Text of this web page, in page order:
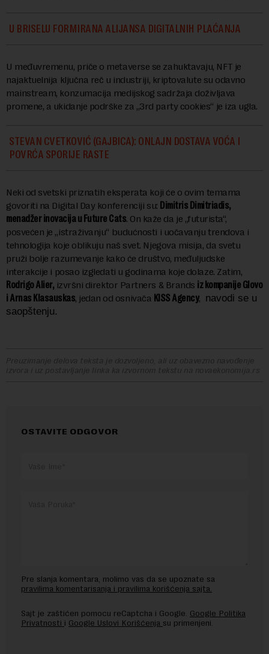
U BRISELU FORMIRANA ALIJANSA DIGITALNIH PLAĆANJA
U međuvremenu, priče o metaverse se zahuktavaju, NFT je
najaktuelnija ključna reč u industriji, kriptovalute su odavno
mainstream, konzumacija medijskog sadržaja doživljava
promene, a ukidanje podrške za „3rd party cookies“ je iza ugla.
STEVAN CVETKOVIĆ (GAJBICA): ONLAJN DOSTAVA VOĆA I
POVRĆA SPORIJE RASTE
Neki od svetski priznatih eksperata koji će o ovim temama
govoriti na Digital Day konferenciji su: Dimitris Dimitriadis,
menadžer inovacija u Future Cats. On kaže da je „futurista“,
posvećen je „istraživanju“ budućnosti i uočavanju trendova i
tehnologija koje oblikuju naš svet. Njegova misija, da svetu
pruži bolje razumevanje kako će društvo, međuljudske
interakcije i posao izgledati u godinama koje dolaze. Zatim,
Rodrigo Alier, izvršni direktor Partners & Brands iz kompanije Glovo
i Arnas Klasauskas, jedan od osnivača KISS Agency, navodi se u
saopštenju.
Preuzimanje delova teksta je dozvoljeno, ali uz obavezno navođenje
izvora i uz postavljanje linka ka izvornom tekstu na novaekonomija.rs
OSTAVITE ODGOVOR
Pre slanja komentara, molimo vas da se upoznate sa
pravilima komentarisanja i pravilima korišćenja sajta.
Sajt je zaštićen pomocu reCaptcha i Google. Google Politika
Privatnosti i Google Uslovi Korišćenja su primenjeni.